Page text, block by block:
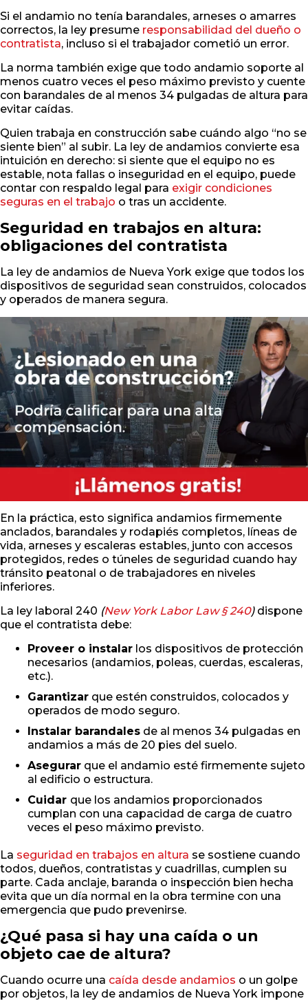
Si el andamio no tenía barandales, arneses o amarres
correctos, la ley presume responsabilidad del dueño o
contratista, incluso si el trabajador cometió un error.
La norma también exige que todo andamio soporte al
menos cuatro veces el peso máximo previsto y cuente
con barandales de al menos 34 pulgadas de altura para
evitar caídas.
Quien trabaja en construcción sabe cuándo algo “no se
siente bien” al subir. La ley de andamios convierte esa
intuición en derecho: si siente que el equipo no es
estable, nota fallas o inseguridad en el equipo, puede
contar con respaldo legal para exigir condiciones
seguras en el trabajo o tras un accidente.
Seguridad en trabajos en altura:
obligaciones del contratista
La ley de andamios de Nueva York exige que todos los
dispositivos de seguridad sean construidos, colocados
y operados de manera segura.
En la práctica, esto significa andamios firmemente
anclados, barandales y rodapiés completos, líneas de
vida, arneses y escaleras estables, junto con accesos
protegidos, redes o túneles de seguridad cuando hay
tránsito peatonal o de trabajadores en niveles
inferiores.
La ley laboral 240 (New York Labor Law § 240)dispone
que el contratista debe:
Proveer o instalar los dispositivos de protección
necesarios (andamios, poleas, cuerdas, escaleras,
etc.).
Garantizar que estén construidos, colocados y
operados de modo seguro.
Instalar barandales de al menos 34 pulgadas en
andamios a más de 20 pies del suelo.
Asegurar que el andamio esté firmemente sujeto
al edificio o estructura.
Cuidar que los andamios proporcionados
cumplan con una capacidad de carga de cuatro
veces el peso máximo previsto.
La seguridad en trabajos en altura se sostiene cuando
todos, dueños, contratistas y cuadrillas, cumplen su
parte. Cada anclaje, baranda o inspección bien hecha
evita que un día normal en la obra termine con una
emergencia que pudo prevenirse.
¿Qué pasa si hay una caída o un
objeto cae de altura?
Cuando ocurre una caída desde andamios o un golpe
por objetos, la ley de andamios de Nueva York impone